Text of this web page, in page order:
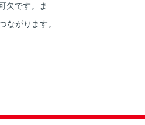
欠です。ま
がります。